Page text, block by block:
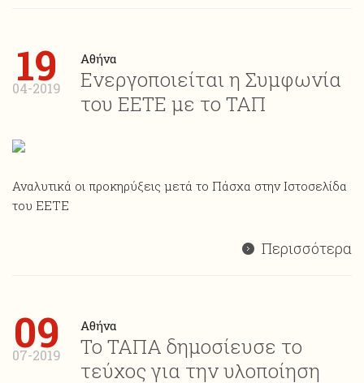
19
04-2019
Αθήνα
Ενεργοποιείται η Συμφωνία
του ΕΕΤΕ με το ΤΑΠ
Αναλυτικά οι προκηρύξεις μετά το Πάσχα στην Ιστοσελίδα
του ΕΕΤΕ
Περισσότερα
09
07-2019
Aθήνα
Το ΤΑΠΑ δημοσίευσε το
τεύχος για την υλοποίηση